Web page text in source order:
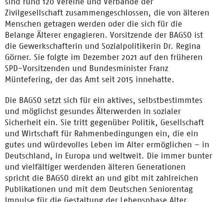
Zivilgesellschaft zusammengeschlossen, die von älteren
Menschen getragen werden oder die sich für die
Belange Älterer engagieren. Vorsitzende der BAGSO ist
die Gewerkschafterin und Sozialpolitikerin Dr. Regina
Görner. Sie folgte im Dezember 2021 auf den früheren
SPD-Vorsitzenden und Bundesminister Franz
Müntefering, der das Amt seit 2015 innehatte.
Die BAGSO setzt sich für ein aktives, selbstbestimmtes
und möglichst gesundes Älterwerden in sozialer
Sicherheit ein. Sie tritt gegenüber Politik, Gesellschaft
und Wirtschaft für Rahmenbedingungen ein, die ein
gutes und würdevolles Leben im Alter ermöglichen – in
Deutschland, in Europa und weltweit. Die immer bunter
und vielfältiger werdenden älteren Generationen
spricht die BAGSO direkt an und gibt mit zahlreichen
Publikationen und mit dem Deutschen Seniorentag
Impulse für die Gestaltung der Lebensphase Alter.